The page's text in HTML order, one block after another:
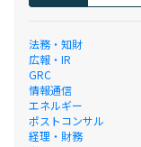
法務・知財
広報・IR
GRC
情報通信
エネルギー
ポストコンサル
経理・財務